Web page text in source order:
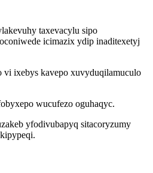
taxevacylu sipo
icimazix ydip inaditexetyj
ixebys kavepo xuvyduqilamuculo
wucufezo oguhaqyc.
yfodivubapyq sitacoryzumy